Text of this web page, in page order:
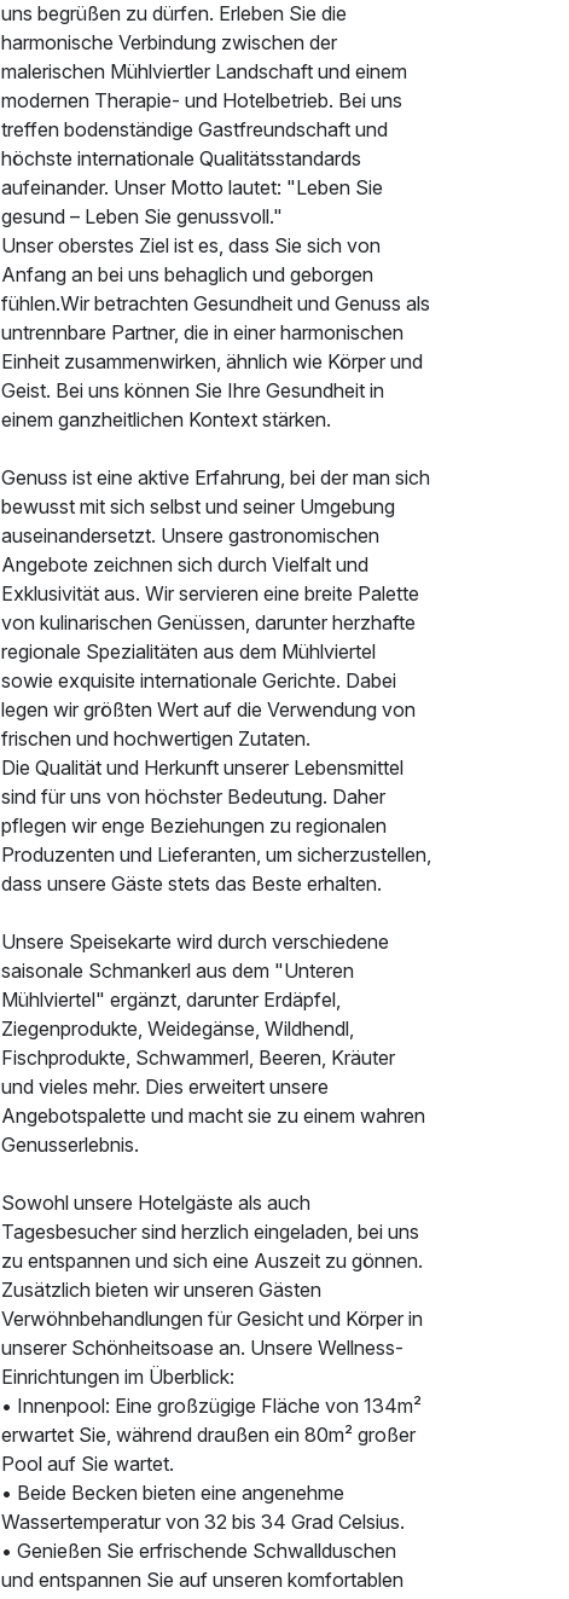
uns begrüßen zu dürfen. Erleben Sie die
harmonische Verbindung zwischen der
malerischen Mühlviertler Landschaft und einem
modernen Therapie- und Hotelbetrieb. Bei uns
treffen bodenständige Gastfreundschaft und
höchste internationale Qualitätsstandards
aufeinander. Unser Motto lautet: "Leben Sie
gesund – Leben Sie genussvoll."
Unser oberstes Ziel ist es, dass Sie sich von
Anfang an bei uns behaglich und geborgen
fühlen.Wir betrachten Gesundheit und Genuss als
untrennbare Partner, die in einer harmonischen
Einheit zusammenwirken, ähnlich wie Körper und
Geist. Bei uns können Sie Ihre Gesundheit in
einem ganzheitlichen Kontext stärken.
Genuss ist eine aktive Erfahrung, bei der man sich
bewusst mit sich selbst und seiner Umgebung
auseinandersetzt. Unsere gastronomischen
Angebote zeichnen sich durch Vielfalt und
Exklusivität aus. Wir servieren eine breite Palette
von kulinarischen Genüssen, darunter herzhafte
regionale Spezialitäten aus dem Mühlviertel
sowie exquisite internationale Gerichte. Dabei
legen wir größten Wert auf die Verwendung von
frischen und hochwertigen Zutaten.
Die Qualität und Herkunft unserer Lebensmittel
sind für uns von höchster Bedeutung. Daher
pflegen wir enge Beziehungen zu regionalen
Produzenten und Lieferanten, um sicherzustellen,
dass unsere Gäste stets das Beste erhalten.
Unsere Speisekarte wird durch verschiedene
saisonale Schmankerl aus dem "Unteren
Mühlviertel" ergänzt, darunter Erdäpfel,
Ziegenprodukte, Weidegänse, Wildhendl,
Fischprodukte, Schwammerl, Beeren, Kräuter
und vieles mehr. Dies erweitert unsere
Angebotspalette und macht sie zu einem wahren
Genusserlebnis.
Sowohl unsere Hotelgäste als auch
Tagesbesucher sind herzlich eingeladen, bei uns
zu entspannen und sich eine Auszeit zu gönnen.
Zusätzlich bieten wir unseren Gästen
Verwöhnbehandlungen für Gesicht und Körper in
unserer Schönheitsoase an. Unsere Wellness-
Einrichtungen im Überblick:
• Innenpool: Eine großzügige Fläche von 134m²
erwartet Sie, während draußen ein 80m² großer
Pool auf Sie wartet.
• Beide Becken bieten eine angenehme
Wassertemperatur von 32 bis 34 Grad Celsius.
• Genießen Sie erfrischende Schwallduschen
und entspannen Sie auf unseren komfortablen